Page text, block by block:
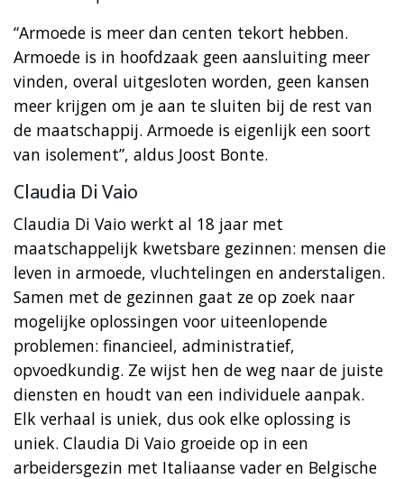
“Armoede is meer dan centen tekort hebben.
Armoede is in hoofdzaak geen aansluiting meer
vinden, overal uitgesloten worden, geen kansen
meer krijgen om je aan te sluiten bij de rest van
de maatschappij. Armoede is eigenlijk een soort
van isolement”, aldus Joost Bonte.
Claudia Di Vaio
Claudia Di Vaio werkt al 18 jaar met
maatschappelijk kwetsbare gezinnen: mensen die
leven in armoede, vluchtelingen en anderstaligen.
Samen met de gezinnen gaat ze op zoek naar
mogelijke oplossingen voor uiteenlopende
problemen: financieel, administratief,
opvoedkundig. Ze wijst hen de weg naar de juiste
diensten en houdt van een individuele aanpak.
Elk verhaal is uniek, dus ook elke oplossing is
uniek. Claudia Di Vaio groeide op in een
arbeidersgezin met Italiaanse vader en Belgische